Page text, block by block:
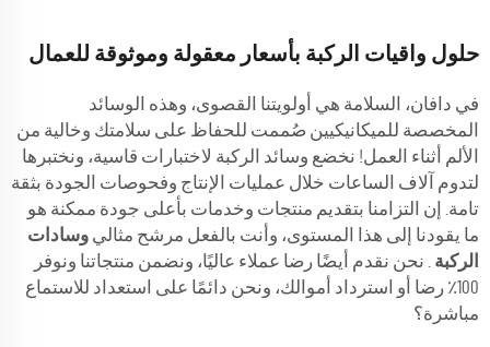
حلول واقيات الركبة بأسعار معقولة وموثوقة للعمال
في دافان، السلامة هي أولويتنا القصوى، وهذه الوسائد
المخصصة للميكانيكيين صُممت للحفاظ على سلامتك وخالية من
الألم أثناء العمل! نخضع وسائد الركبة لاختبارات قاسية، ونختبرها
لتدوم آلاف الساعات خلال عمليات الإنتاج وفحوصات الجودة بثقة
تامة. إن التزامنا بتقديم منتجات وخدمات بأعلى جودة ممكنة هو
ما يقودنا إلى هذا المستوى، وأنت بالفعل مرشح مثالي وسادات
الركبة
. نحن نقدم أيضًا رضا عملاء عاليًا، ونضمن منتجاتنا ونوفر
100٪ رضا أو استرداد أموالك، ونحن دائمًا على استعداد للاستماع
مباشرة؟